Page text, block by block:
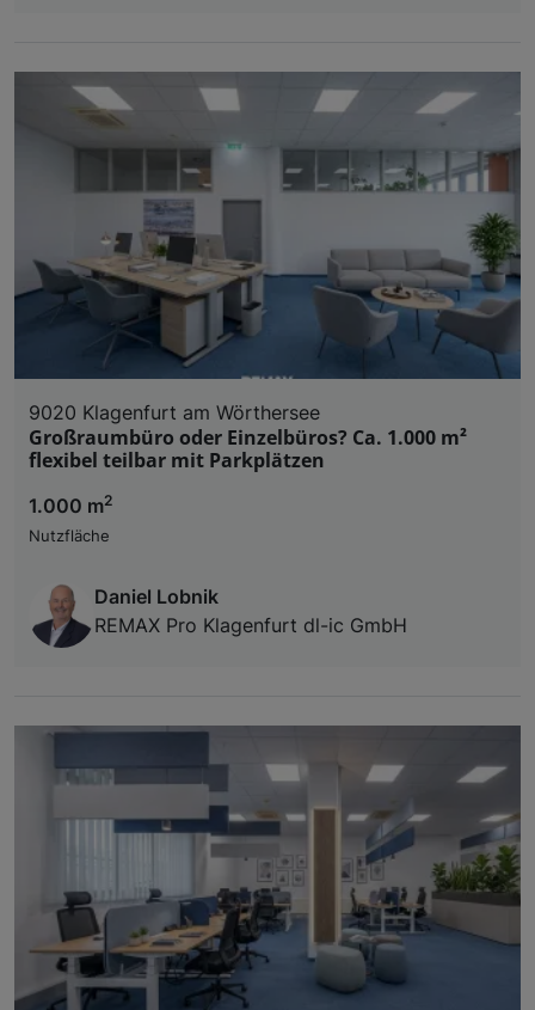
9020 Klagenfurt am Wörthersee
Großraumbüro oder Einzelbüros? Ca. 1.000 m²
flexibel teilbar mit Parkplätzen
1.000 m2
Nutzfläche
Daniel Lobnik
REMAX Pro Klagenfurt dl-ic GmbH